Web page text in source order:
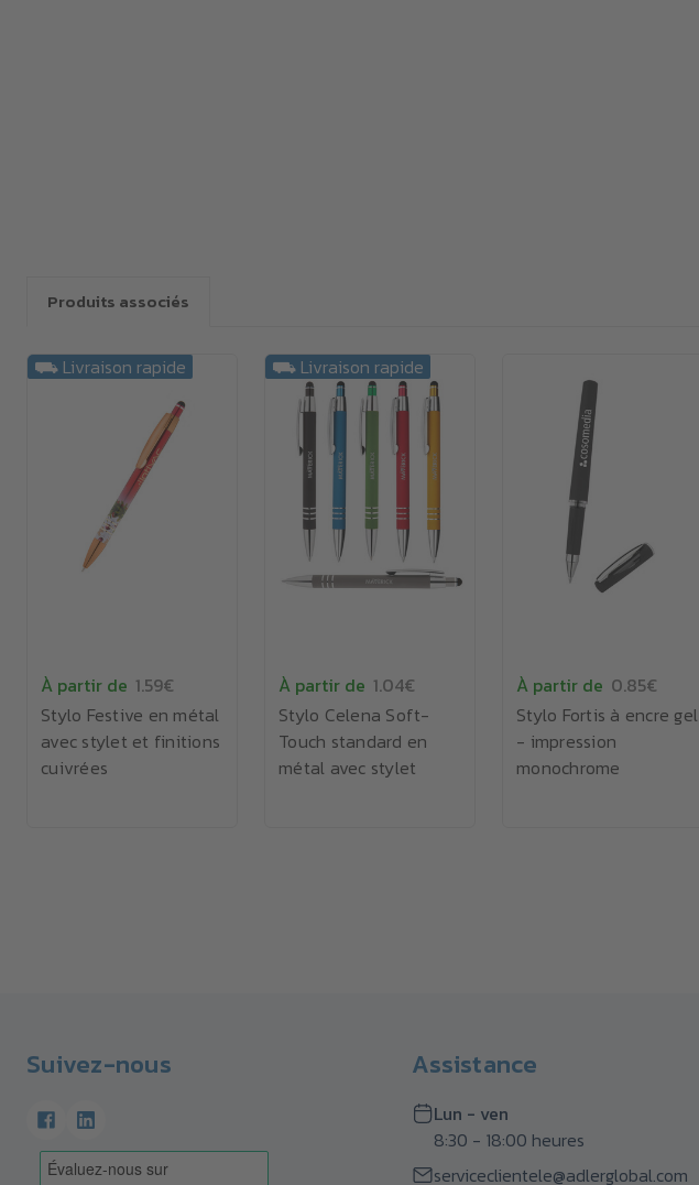
Produits associés
⛟ Livraison rapide
À partir de 1.59€
Stylo Festive en métal
avec stylet et finitions
cuivrées
⛟ Livraison rapide
À partir de 1.04€
Stylo Celena Soft-
Touch standard en
métal avec stylet
À partir de 0.85€
Stylo Fortis à encre gel
- impression
monochrome
Suivez-nous Assistance
Lun - ven
8:30 - 18:00 heures
serviceclientele@adlerglobal.com